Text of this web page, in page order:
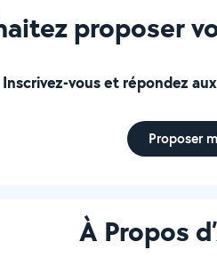
proposer
Inscrivez-vous et répondez
Proposer
À Propos